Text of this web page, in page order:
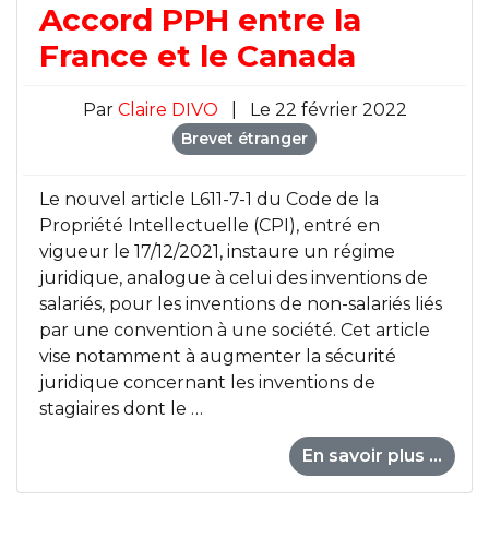
Accord PPH entre la
France et le Canada
Par Claire DIVO Le 22 février 2022
Brevet étranger
Le nouvel article L611-7-1 du Code de la
Propriété Intellectuelle (CPI), entré en
vigueur le 17/12/2021, instaure un régime
juridique, analogue à celui des inventions de
salariés, pour les inventions de non-salariés liés
par une convention à une société. Cet article
vise notamment à augmenter la sécurité
juridique concernant les inventions de
stagiaires dont le …
En savoir plus ...